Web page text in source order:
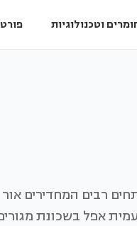
וטכנולוגיות
רבים המחדירים אור
אפל בשכונת